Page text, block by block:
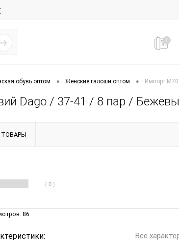
обувь оптом • Женские галоши оптом • Импорт
Dago / 37-41 / 8 пар /
( 0 )
86
Все